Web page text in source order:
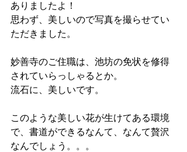
ありましたよ！
思わず、美しいので写真を撮らせてい
ただきました。
妙善寺のご住職は、池坊の免状を修得
されていらっしゃるとか。
流石に、美しいです。
このような美しい花が生けてある環境
で、書道ができるなんて、なんて贅沢
なんでしょう。。。